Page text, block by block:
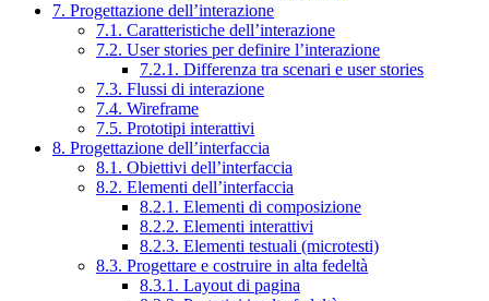
7. Progettazione dell’interazione
7.1. Caratteristiche dell’interazione
7.2. User stories per definire l’interazione
7.2.1. Differenza tra scenari e user stories
7.3. Flussi di interazione
7.4. Wireframe
7.5. Prototipi interattivi
8. Progettazione dell’interfaccia
8.1. Obiettivi dell’interfaccia
8.2. Elementi dell’interfaccia
8.2.1. Elementi di composizione
8.2.2. Elementi interattivi
8.2.3. Elementi testuali (microtesti)
8.3. Progettare e costruire in alta fedeltà
8.3.1. Layout di pagina